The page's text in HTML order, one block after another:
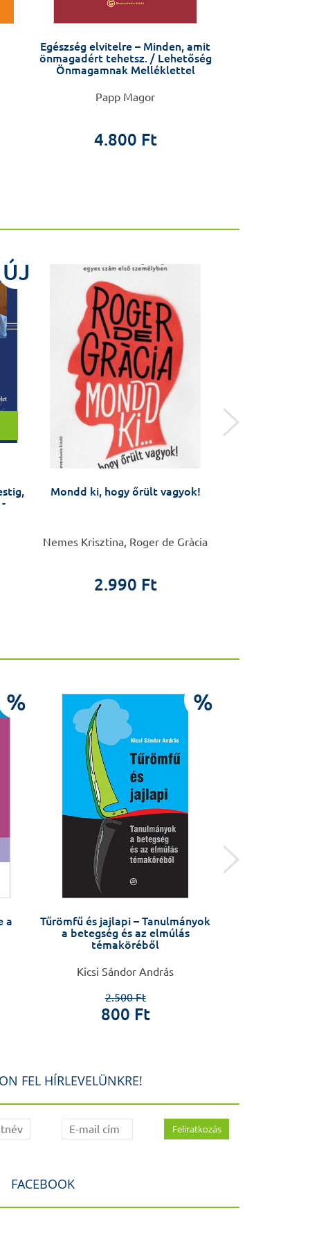
Egészség elvitelre – Minden, amit
önmagadért tehetsz. / Lehetőség
Önmagamnak Melléklettel
Papp Magor
4.800 Ft
ÚJ
Mondd ki, hogy őrült vagyok!
Nemes Krisztina, Roger de Gràcia
2.990 Ft
%
a
%
Tűrömfű és jajlapi – Tanulmányok
a betegség és az elmúlás
témaköréből
Kicsi Sándor András
2.500 Ft
800 Ft
FEL HÍRLEVELÜNKRE!
FACEBOOK